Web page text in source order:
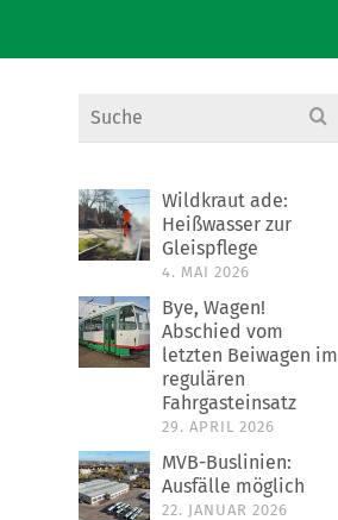
Search
for:
Wildkraut ade:
Heißwasser zur
Gleispflege
4. MAI 2026
Bye, Wagen!
Abschied vom
letzten Beiwagen im
regulären
Fahrgasteinsatz
29. APRIL 2026
MVB-Buslinien:
Ausfälle möglich
22. JANUAR 2026